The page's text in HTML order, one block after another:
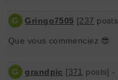
G Gringo7505 [237
Que vous commenciez 😎
G grandpic [371 posts] -